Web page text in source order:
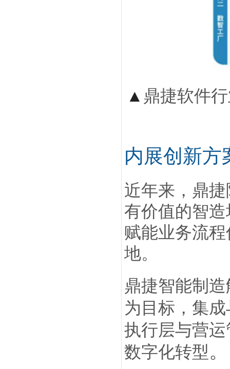
▲ 鼎捷软件
内展创新方
近年来，鼎
有价值的智
赋能业务流
地。
鼎捷智能制
为目标，集
执行层与营
数字化转型。